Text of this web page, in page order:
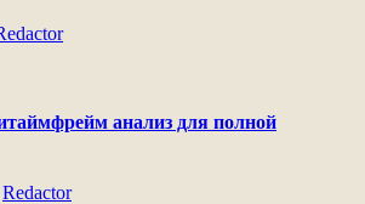
анализ для полной
Redactor